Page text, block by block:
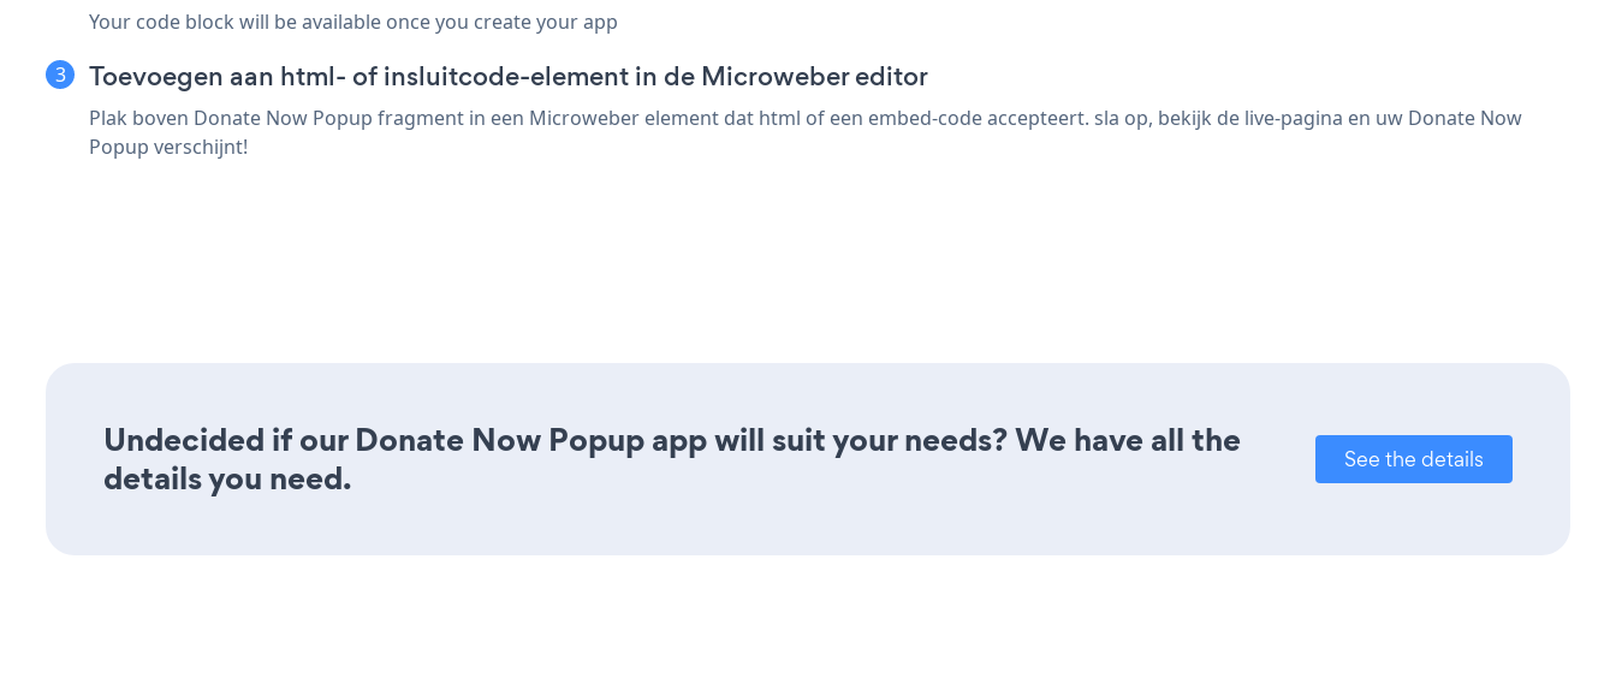
Your code block will be available once you create your app
Toevoegen aan html- of insluitcode-element in de Microweber editor
Plak boven Donate Now Popup fragment in een Microweber element dat html of een embed-code accepteert. sla op, bekijk de live-pagina en uw Donate Now
Popup verschijnt!
Undecided if our Donate Now Popup app will suit your needs? We have all the
details you need.
See the details